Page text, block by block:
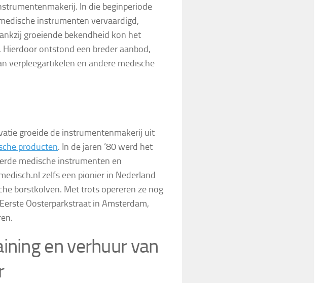
In die beginperiode
instrumenten vervaardigd,
groeiende bekendheid kon het
ontstond een breder aanbod,
verpleegartikelen en andere medische
groeide de instrumentenmakerij uit
producten. In de jaren ’80 werd het
medische instrumenten en
zelfs een pionier in Nederland
borstkolven. Met trots opereren ze nog
Oosterparkstraat in Amsterdam,
en verhuur van